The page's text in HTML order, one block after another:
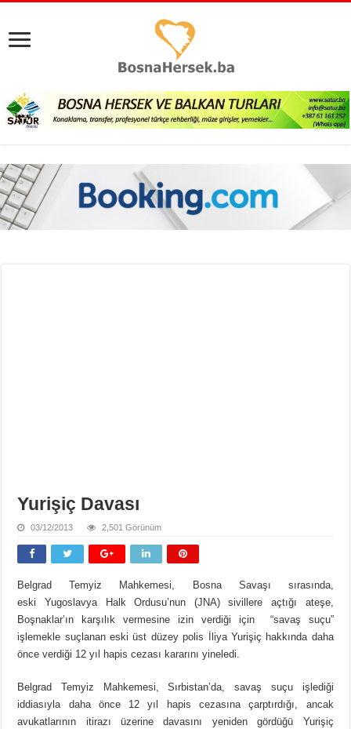
Yurişiç Davası
03/12/2013 2,501 Görünüm
Belgrad Temyiz Mahkemesi, Bosna Savaşı sırasında,
eski Yugoslavya Halk Ordusu’nun (JNA) sivillere açtığı ateşe,
Boşnaklar’ın karşılık vermesine izin verdiği için “savaş suçu”
işlemekle suçlanan eski üst düzey polis İliya Yurişiç hakkında daha
önce verdiği 12 yıl hapis cezası kararını yineledi.
Belgrad Temyiz Mahkemesi, Sırbistan’da, savaş suçu işlediği
iddiasıyla daha önce 12 yıl hapis cezasına çarptırdığı, ancak
avukatlarının itirazı üzerine davasını yeniden gördüğü Yurişiç